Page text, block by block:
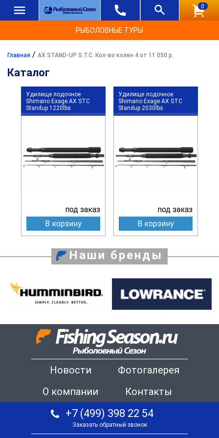
0
РЫБОЛОВНЫЕ ТУРЫ
Главная / AX STAND-UP S.T.C. Кол-во колен 4 от 11 050 р.
Каталог
Удилище лодочное
Shimano Exage AX STC
Standup 1220lbs
под заказ
В корзину
Удилище лодочное
Shimano Exage AX STC
Standup 2030lbs
под заказ
В корзину
Наши бренды
Новости
Фотогалерея
О компании
Контакты
+7 (499) 398 22 54
Заказать обратный звонок